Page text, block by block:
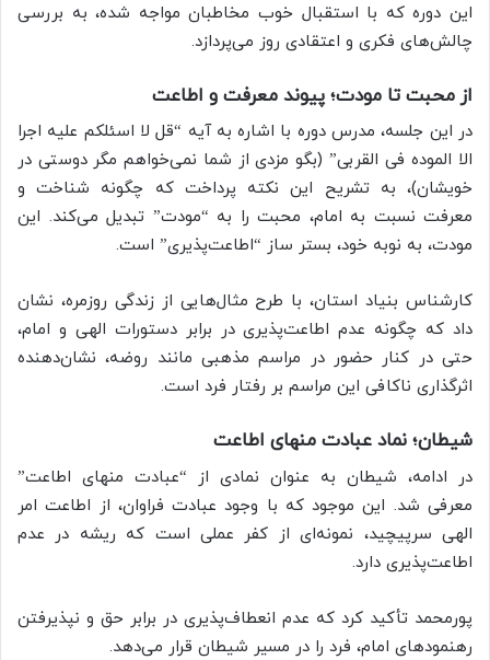
این دوره که با استقبال خوب مخاطبان مواجه شده، به بررسی
چالش‌های فکری و اعتقادی روز می‌پردازد.
از محبت تا مودت؛ پیوند معرفت و اطاعت
در این جلسه، مدرس دوره با اشاره به آیه “قل لا اسئلکم علیه اجرا
الا الموده فی القربی” (بگو مزدی از شما نمی‌خواهم مگر دوستی در
خویشان)، به تشریح این نکته پرداخت که چگونه شناخت و
معرفت نسبت به امام، محبت را به “مودت” تبدیل می‌کند. این
مودت، به نوبه خود، بستر ساز “اطاعت‌پذیری” است.
کارشناس بنیاد استان، با طرح مثال‌هایی از زندگی روزمره، نشان
داد که چگونه عدم اطاعت‌پذیری در برابر دستورات الهی و امام،
حتی در کنار حضور در مراسم مذهبی مانند روضه، نشان‌دهنده
اثرگذاری ناکافی این مراسم بر رفتار فرد است.
شیطان؛ نماد عبادت منهای اطاعت
در ادامه، شیطان به عنوان نمادی از “عبادت منهای اطاعت”
معرفی شد. این موجود که با وجود عبادت فراوان، از اطاعت امر
الهی سرپیچید، نمونه‌ای از کفر عملی است که ریشه در عدم
اطاعت‌پذیری دارد.
پورمحمد تأکید کرد که عدم انعطاف‌پذیری در برابر حق و نپذیرفتن
رهنمودهای امام، فرد را در مسیر شیطان قرار می‌دهد.